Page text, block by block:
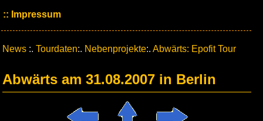
Impressum
News :. Tourdaten:. Nebenprojekte:. Abwärts: Epofit Tour
Abwärts am 31.08.2007 in Berlin